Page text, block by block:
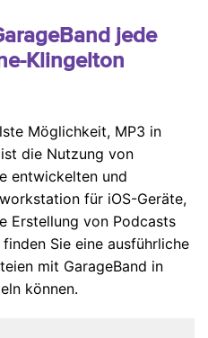
jede
Klingelton
Möglichkeit, MP3 in
die Nutzung von
entwickelten und
für iOS-Geräte,
Erstellung von Podcasts
Sie eine ausführliche
mit GarageBand in
können.